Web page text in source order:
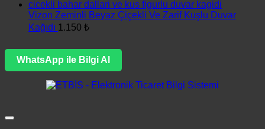
Vizon Zeminli Beyaz Çiçekli Ve Zarif Kuşlu Duvar
Kağıdı 1.150 ₺
WhatsApp ile Bilgi Al